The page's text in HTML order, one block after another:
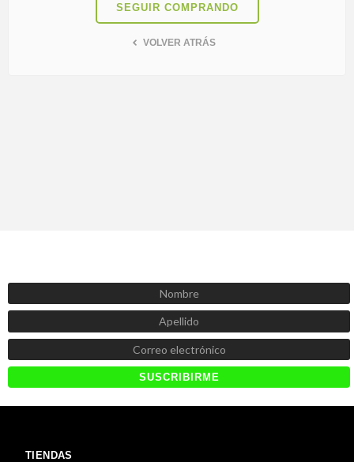
SEGUIR COMPRANDO
VOLVER ATRÁS
TIENDAS